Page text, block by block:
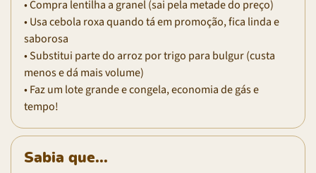
• Compra lentilha a granel (sai pela metade do preço)
• Usa cebola roxa quando tá em promoção, fica linda e
saborosa
• Substitui parte do arroz por trigo para bulgur (custa
menos e dá mais volume)
• Faz um lote grande e congela, economia de gás e
tempo!
Sabia que...